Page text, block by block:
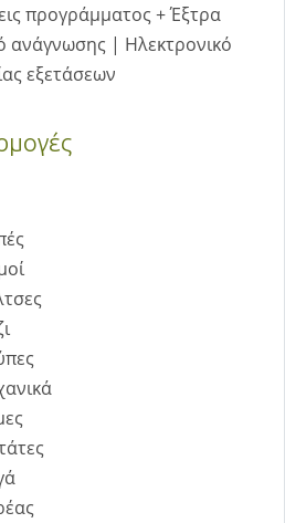
προγράμματος + Έξτρα
ανάγνωσης | Ηλεκτρονικό
εξετάσεων